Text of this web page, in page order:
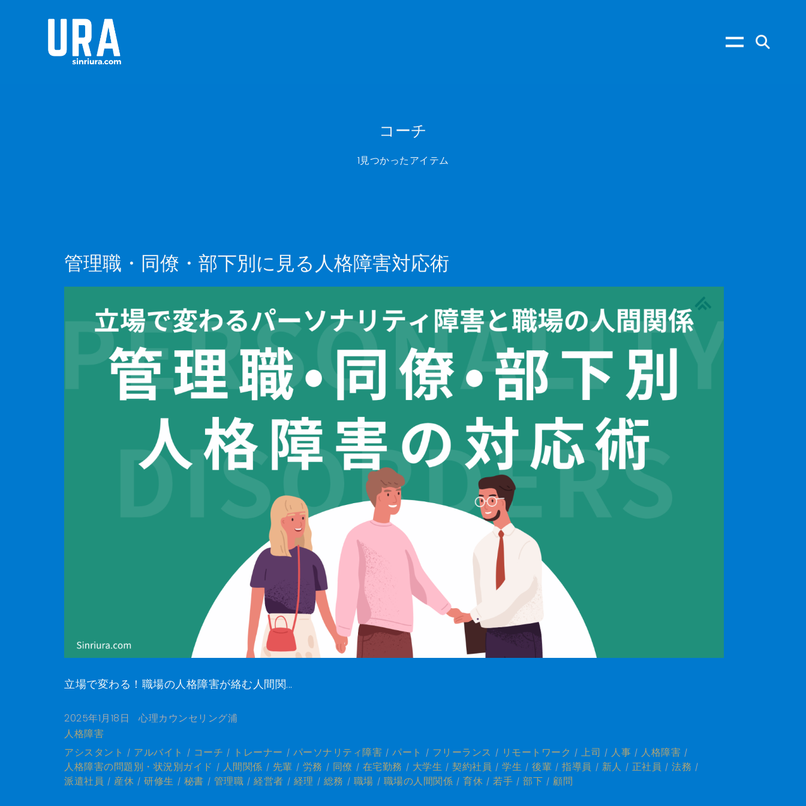
コーチ
1見つかったアイテム
管理職・同僚・部下別に見る人格障害対応術
立場で変わる！職場の人格障害が絡む人間関...
2025年1月18日
心理カウンセリング浦
人格障害
アシスタント
アルバイト コーチ トレーナー パーソナリティ障害 パート フリーランス リモートワーク 上司 人事
人格障害
人格障害の問題別・状況別ガイド
人間関係 先輩 労務 同僚 在宅勤務 大学生 契約社員 学生 後輩 指導員 新人 正社員
法務
派遣社員
産休 研修生 秘書 管理職 経営者 経理 総務 職場 職場の人間関係 育休 若手 部下 顧問